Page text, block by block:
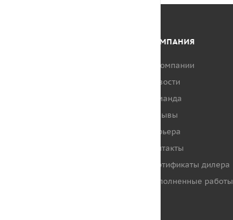
КОМПАНИЯ
О компании
Новости
Команда
Отзывы
Карьера
Контакты
Сертификаты дилера
Выполненные работы